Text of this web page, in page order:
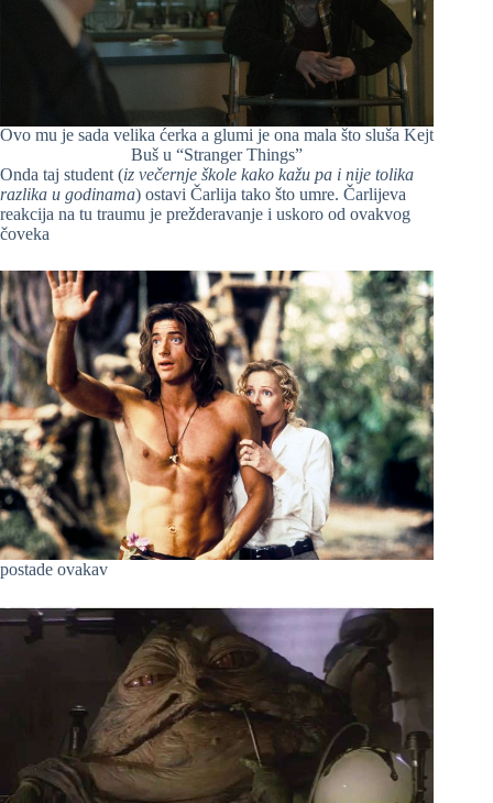
Ovo mu je sada velika ćerka a glumi je ona mala što sluša Kejt
Buš u “Stranger Things”
Onda taj student (iz večernje škole kako kažu pa i nije tolika
razlika u godinama) ostavi Čarlija tako što umre. Čarlijeva
reakcija na tu traumu je prežderavanje i uskoro od ovakvog
čoveka
postade ovakav